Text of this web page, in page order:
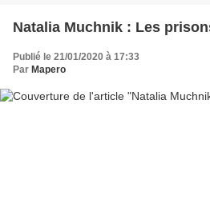
Natalia Muchnik : Les
Publié le 21/01/2020 à 17:33
Par Mapero